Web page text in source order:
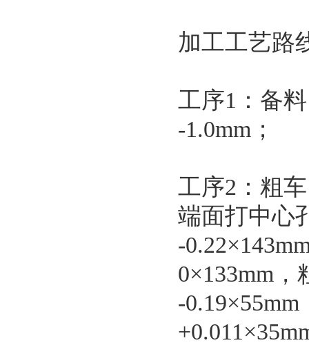
加工工艺路
工序1：备
-1.0mm；
工序2：粗
端面打中心
-
0×133mm，
-